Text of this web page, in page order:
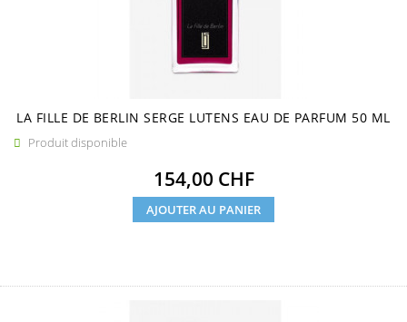
LA FILLE DE BERLIN SERGE LUTENS EAU DE PARFUM 50 ML
 Produit disponible
Prix
154,00 CHF
AJOUTER AU PANIER